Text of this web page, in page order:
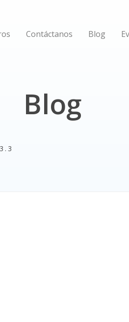
Contáctanos Blog
Blog